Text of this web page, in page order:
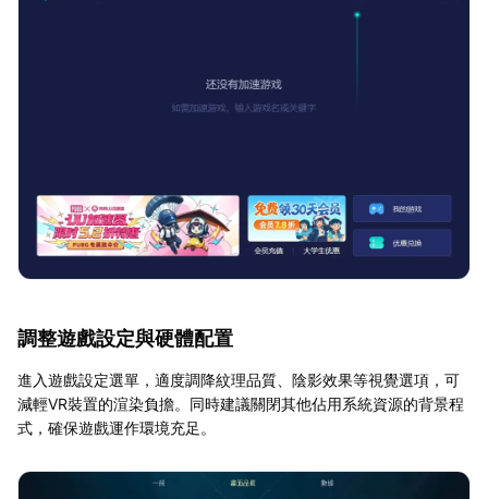
調整遊戲設定與硬體配置
進入遊戲設定選單，適度調降紋理品質、陰影效果等視覺選項，可
減輕VR裝置的渲染負擔。同時建議關閉其他佔用系統資源的背景程
式，確保遊戲運作環境充足。